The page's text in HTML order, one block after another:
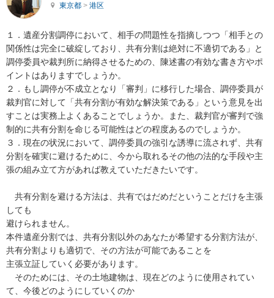
東京都 > 港区
１．遺産分割調停において、相手の問題性を指摘しつつ「相手との
関係性は完全に破綻しており、共有分割は絶対に不適切である」と
調停委員や裁判所に納得させるための、陳述書の有効な書き方やポ
イントはありますでしょうか。
２．もし調停が不成立となり「審判」に移行した場合、調停委員が
裁判官に対して「共有分割が有効な解決策である」という意見を出
すことは実務上よくあることでしょうか。また、裁判官が審判で強
制的に共有分割を命じる可能性はどの程度あるのでしょうか。
３．現在の状況において、調停委員の強引な誘導に流されず、共有
分割を確実に避けるために、今から取れるその他の法的な手段や主
張の組み立て方があれば教えていただきたいです。
共有分割を避ける方法は、共有ではだめだということだけを主張
しても
避けられません。
本件遺産分割では、共有分割以外のあなたが希望する分割方法が、
共有分割よりも適切で、その方法が可能であることを
主張立証していく必要があります。
そのためには、その土地建物は、現在どのように使用されてい
て、今後どのようにしていくのか